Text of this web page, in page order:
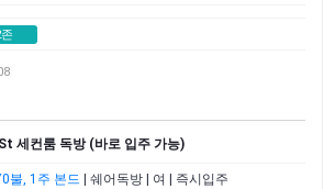
세컨룸 독방 (바로 입주 가능)
불, 1주 본드 | 쉐어독방 | 여 | 즉시입주